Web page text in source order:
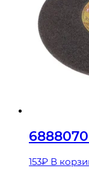
153₽ В